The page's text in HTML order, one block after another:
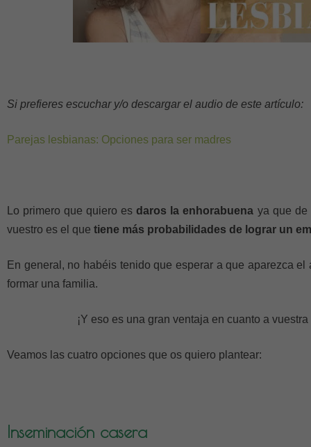
Si prefieres escuchar y/o descargar el audio de este artículo:
Parejas lesbianas: Opciones para ser madres
Lo primero que quiero esdaros la enhorabuena ya que de
vuestro es el que tiene más probabilidades de lograr un
En general, no habéis tenido que esperar a que aparezca
formar una familia.
¡Y eso es una gran ventaja en cuanto a
Veamos las cuatro opciones que os quiero plantear:
Inseminación casera